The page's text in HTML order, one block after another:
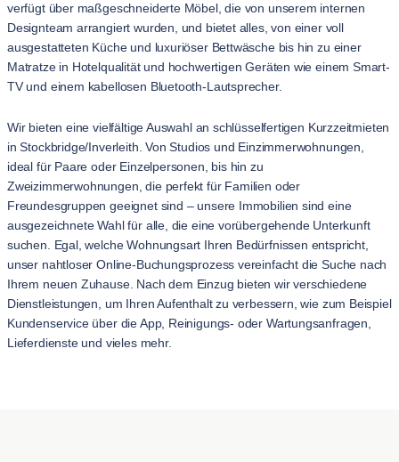
verfügt über maßgeschneiderte Möbel, die von unserem internen
Designteam arrangiert wurden, und bietet alles, von einer voll
ausgestatteten Küche und luxuriöser Bettwäsche bis hin zu einer
Matratze in Hotelqualität und hochwertigen Geräten wie einem Smart-
TV und einem kabellosen Bluetooth-Lautsprecher.
Wir bieten eine vielfältige Auswahl an schlüsselfertigen Kurzzeitmieten
in Stockbridge/Inverleith. Von Studios und Einzimmerwohnungen,
ideal für Paare oder Einzelpersonen, bis hin zu
Zweizimmerwohnungen, die perfekt für Familien oder
Freundesgruppen geeignet sind – unsere Immobilien sind eine
ausgezeichnete Wahl für alle, die eine vorübergehende Unterkunft
suchen. Egal, welche Wohnungsart Ihren Bedürfnissen entspricht,
unser nahtloser Online-Buchungsprozess vereinfacht die Suche nach
Ihrem neuen Zuhause. Nach dem Einzug bieten wir verschiedene
Dienstleistungen, um Ihren Aufenthalt zu verbessern, wie zum Beispiel
Kundenservice über die App, Reinigungs- oder Wartungsanfragen,
Lieferdienste und vieles mehr.